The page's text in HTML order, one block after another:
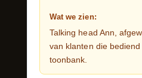
Wat we zien:
Talking head Ann,
van klanten die
toonbank.